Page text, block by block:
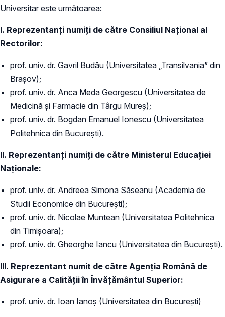
Universitar este următoarea:
I. Reprezentanți numiți de către Consiliul Național al
Rectorilor:
prof. univ. dr. Gavril Budău (Universitatea „Transilvania” din
Brașov);
prof. univ. dr. Anca Meda Georgescu (Universitatea de
Medicină şi Farmacie din Târgu Mureș);
prof. univ. dr. Bogdan Emanuel Ionescu (Universitatea
Politehnica din București).
II. Reprezentanți numiți de către Ministerul Educației
Naționale:
prof. univ. dr. Andreea Simona Săseanu (Academia de
Studii Economice din București);
prof. univ. dr. Nicolae Muntean (Universitatea Politehnica
din Timișoara);
prof. univ. dr. Gheorghe Iancu (Universitatea din București).
III. Reprezentant numit de către Agenția Română de
Asigurare a Calității în Învățământul Superior:
prof. univ. dr. Ioan Ianoș (Universitatea din București)